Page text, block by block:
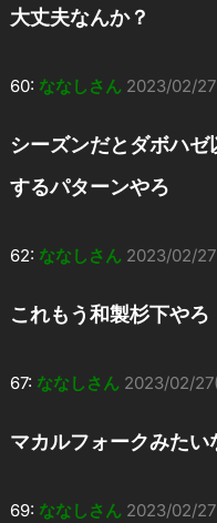
大丈夫なんか？
60: ななしさん 2023/02/
シーズンだとダボハ
するパターンやろ
62: ななしさん 2023/02/
これもう和製杉下やろ
67: ななしさん 2023/02/
マカルフォークみた
69: ななしさん 2023/02/